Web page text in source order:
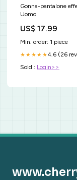
Gonna-pantalone
Uomo
US$ 17.99
Min. order: 1 piece
★★★★★4.6 (26
Sold : Login>>